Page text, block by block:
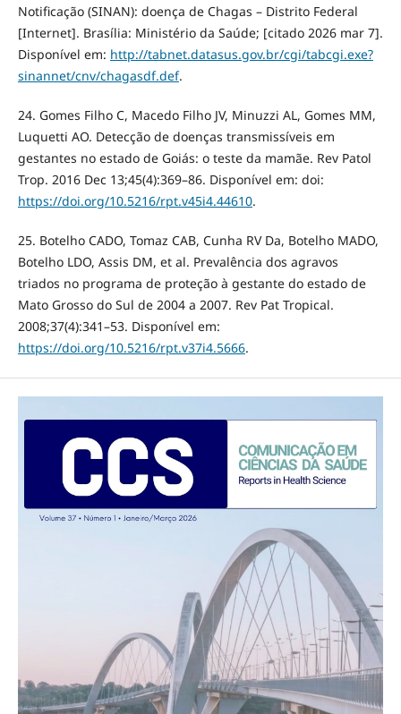
Notificação (SINAN): doença de Chagas – Distrito Federal
[Internet]. Brasília: Ministério da Saúde; [citado 2026 mar 7].
Disponível em: http://tabnet.datasus.gov.br/cgi/tabcgi.exe?
sinannet/cnv/chagasdf.def.
24. Gomes Filho C, Macedo Filho JV, Minuzzi AL, Gomes MM,
Luquetti AO. Detecção de doenças transmissíveis em
gestantes no estado de Goiás: o teste da mamãe. Rev Patol
Trop. 2016 Dec 13;45(4):369–86. Disponível em: doi:
https://doi.org/10.5216/rpt.v45i4.44610.
25. Botelho CADO, Tomaz CAB, Cunha RV Da, Botelho MADO,
Botelho LDO, Assis DM, et al. Prevalência dos agravos
triados no programa de proteção à gestante do estado de
Mato Grosso do Sul de 2004 a 2007. Rev Pat Tropical.
2008;37(4):341–53. Disponível em:
https://doi.org/10.5216/rpt.v37i4.5666.